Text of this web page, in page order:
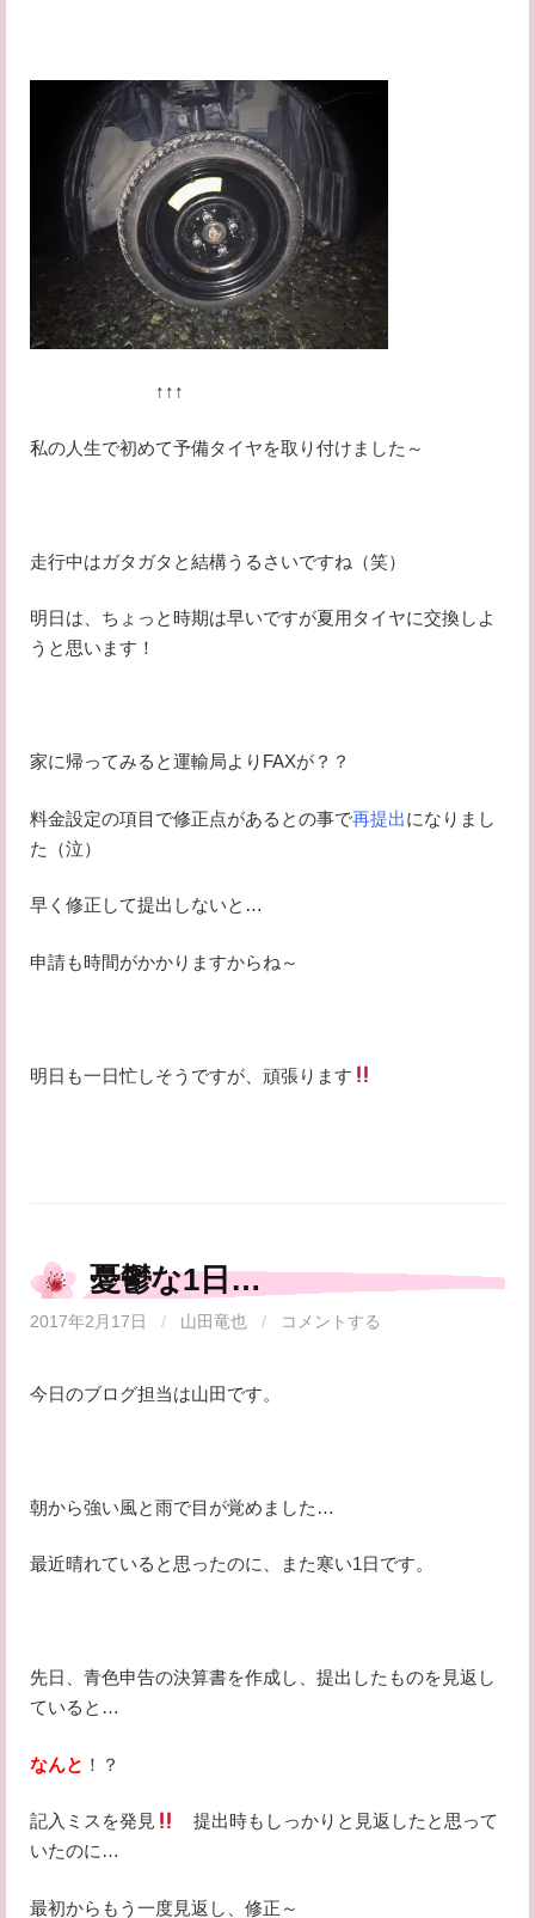
↑↑↑
私の人生で初めて予備タイヤを取り付けました～
走行中はガタガタと結構うるさいですね（笑）
明日は、ちょっと時期は早いですが夏用タイヤに交換しよ
うと思います！
家に帰ってみると運輸局よりFAXが？？
料金設定の項目で修正点があるとの事で再提出になりまし
た（泣）
早く修正して提出しないと…
申請も時間がかかりますからね～
明日も一日忙しそうですが、頑張ります
憂鬱な1日…
2017年2月17日 / 山田竜也 / コメントする
今日のブログ担当は山田です。
朝から強い風と雨で目が覚めました…
最近晴れていると思ったのに、また寒い1日です。
先日、青色申告の決算書を作成し、提出したものを見返し
ていると…
なんと ！？
記入ミスを発見
提出時もしっかりと見返したと思って
いたのに…
最初からもう一度見返し、修正～